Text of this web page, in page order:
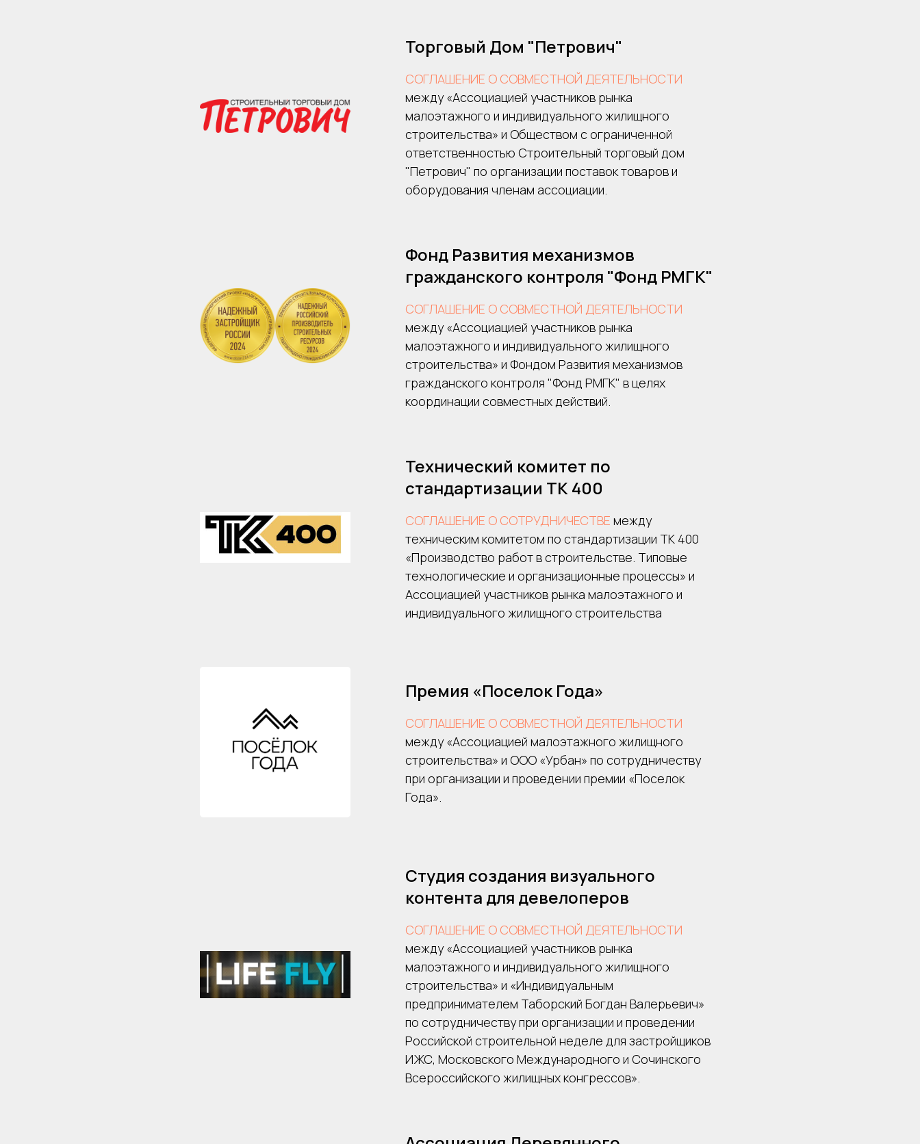
Торговый Дом "Петрович"
СОГЛАШЕНИЕ О СОВМЕСТНОЙ ДЕЯТЕЛЬНОСТИ
между «Ассоциацией участников рынка
малоэтажного и индивидуального жилищного
строительства» и Обществом с ограниченной
ответственностью Строительный торговый дом
"Петрович" по организации поставок товаров и
оборудования членам ассоциации.
Фонд Развития механизмов
гражданского контроля "Фонд РМГК"
СОГЛАШЕНИЕ О СОВМЕСТНОЙ ДЕЯТЕЛЬНОСТИ
между «Ассоциацией участников рынка
малоэтажного и индивидуального жилищного
строительства» и Фондом Развития механизмов
гражданского контроля "Фонд РМГК" в целях
координации совместных действий.
Технический комитет по
стандартизации ТК 400
СОГЛАШЕНИЕ О СОТРУДНИЧЕСТВЕ между
техническим комитетом по стандартизации ТК 400
«Производство работ в строительстве. Типовые
технологические и организационные процессы» и
Ассоциацией участников рынка малоэтажного и
индивидуального жилищного строительства
Премия «Поселок Года»
СОГЛАШЕНИЕ О СОВМЕСТНОЙ ДЕЯТЕЛЬНОСТИ
между «Ассоциацией малоэтажного жилищного
строительства» и ООО «Урбан» по сотрудничеству
при организации и проведении премии «Поселок
Года».
Студия создания визуального
контента для девелоперов
СОГЛАШЕНИЕ О СОВМЕСТНОЙ ДЕЯТЕЛЬНОСТИ
между «Ассоциацией участников рынка
малоэтажного и индивидуального жилищного
строительства» и «Индивидуальным
предпринимателем Таборский Богдан Валерьевич»
по сотрудничеству при организации и проведении
Российской строительной неделе для застройщиков
ИЖС, Московского Международного и Сочинского
Всероссийского жилищных конгрессов».